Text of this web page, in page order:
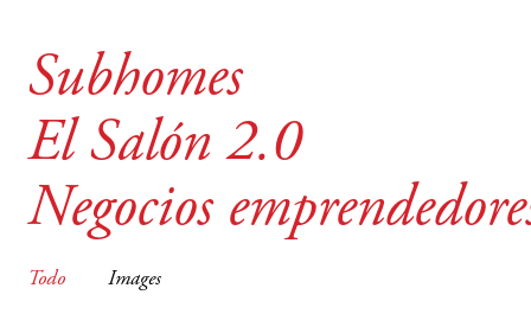
Subhomes
El Salón 2.0
Negocios
Todo Images